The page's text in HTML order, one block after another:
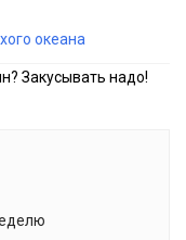
океана
Закусывать надо!